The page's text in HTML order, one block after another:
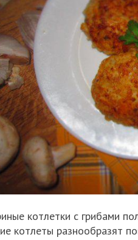
котлетки с грибами
котлеты разнообразят